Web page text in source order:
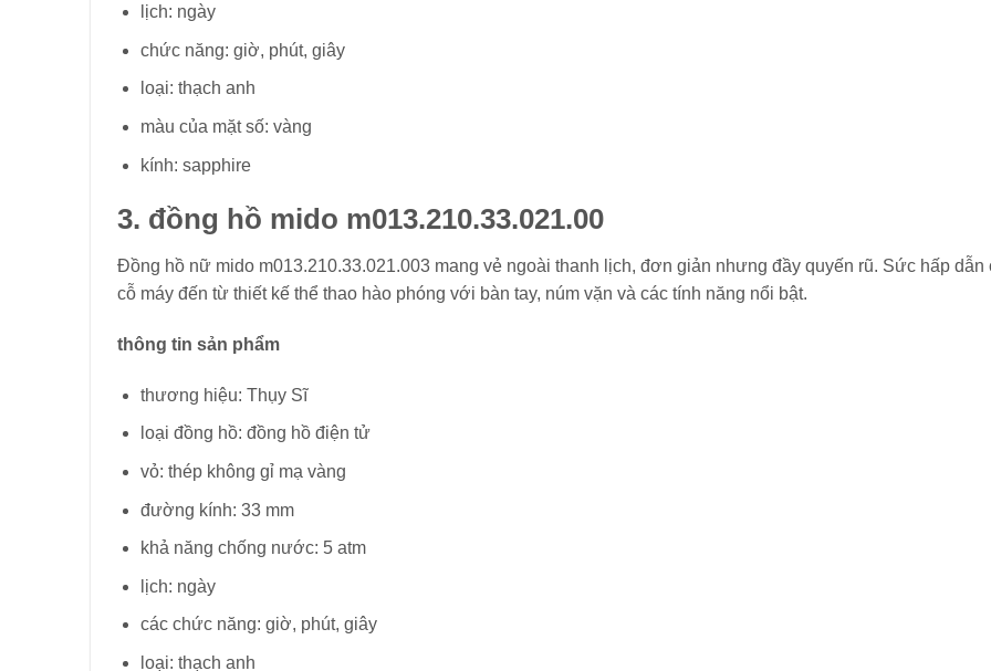
lịch: ngày
chức năng: giờ, phút, giây
loại: thạch anh
màu của mặt số: vàng
kính: sapphire
3. đồng hồ mido m013.210.33.021.00
Đồng hồ nữ mido m013.210.33.021.003 mang vẻ ngoài thanh lịch, đơn giản nhưng đầy quyến rũ. Sức hấp dẫn
cỗ máy đến từ thiết kế thể thao hào phóng với bàn tay, núm vặn và các tính năng nổi bật.
thông tin sản phẩm
thương hiệu: Thụy Sĩ
loại đồng hồ: đồng hồ điện tử
vỏ: thép không gỉ mạ vàng
đường kính: 33 mm
khả năng chống nước: 5 atm
lịch: ngày
các chức năng: giờ, phút, giây
loại: thạch anh